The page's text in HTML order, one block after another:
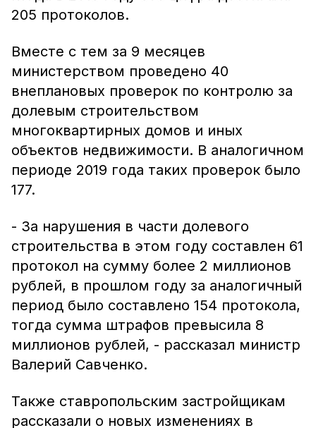
205 протоколов.
Вместе с тем за 9 месяцев
министерством проведено 40
внеплановых проверок по контролю за
долевым строительством
многоквартирных домов и иных
объектов недвижимости. В аналогичном
периоде 2019 года таких проверок было
177.
- За нарушения в части долевого
строительства в этом году составлен 61
протокол на сумму более 2 миллионов
рублей, в прошлом году за аналогичный
период было составлено 154 протокола,
тогда сумма штрафов превысила 8
миллионов рублей, - рассказал министр
Валерий Савченко.
Также ставропольским застройщикам
рассказали о новых изменениях в